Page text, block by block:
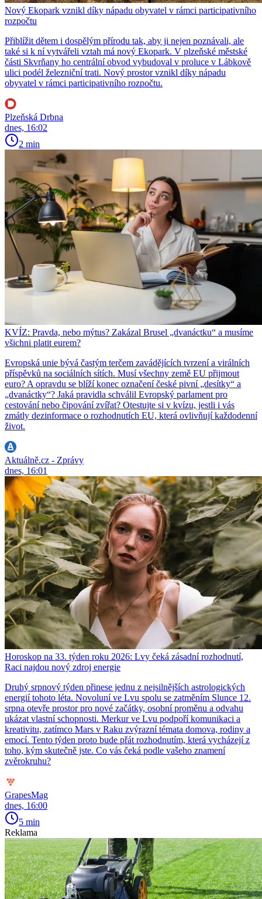
Nový Ekopark vznikl díky nápadu obyvatel v rámci participativního
rozpočtu
Přiblížit dětem i dospělým přírodu tak, aby ji nejen poznávali, ale
také si k ní vytvářeli vztah má nový Ekopark. V plzeňské městské
části Skvrňany ho centrální obvod vybudoval v proluce v Lábkově
ulici podél železniční trati. Nový prostor vznikl díky nápadu
obyvatel v rámci participativního rozpočtu.
Plzeňská Drbna
dnes, 16:02
2 min
KVÍZ: Pravda, nebo mýtus? Zakázal Brusel „dvanáctku“ a musíme
všichni platit eurem?
Evropská unie bývá častým terčem zavádějících tvrzení a virálních
příspěvků na sociálních sítích. Musí všechny země EU přijmout
euro? A opravdu se blíží konec označení české pivní „desítky“ a
„dvanáctky“? Jaká pravidla schválil Evropský parlament pro
cestování nebo čipování zvířat? Otestujte si v kvízu, jestli i vás
zmátly dezinformace o rozhodnutích EU, která ovlivňují každodenní
život.
Aktuálně.cz - Zprávy
dnes, 16:01
Horoskop na 33. týden roku 2026: Lvy čeká zásadní rozhodnutí,
Raci najdou nový zdroj energie
Druhý srpnový týden přinese jednu z nejsilnějších astrologických
energií tohoto léta. Novoluní ve Lvu spolu se zatměním Slunce 12.
srpna otevře prostor pro nové začátky, osobní proměnu a odvahu
ukázat vlastní schopnosti. Merkur ve Lvu podpoří komunikaci a
kreativitu, zatímco Mars v Raku zvýrazní témata domova, rodiny a
emocí. Tento týden proto bude přát rozhodnutím, která vycházejí z
toho, kým skutečně jste. Co vás čeká podle vašeho znamení
zvěrokruhu?
GrapesMag
dnes, 16:00
5 min
Reklama